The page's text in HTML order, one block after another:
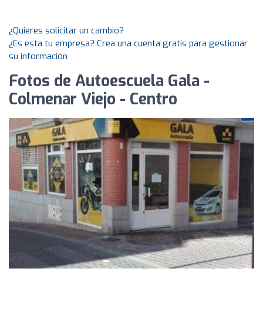
¿Quieres solicitar un cambio?
¿Es esta tu empresa? Crea una cuenta gratis para gestionar
su información
Fotos de Autoescuela Gala -
Colmenar Viejo - Centro